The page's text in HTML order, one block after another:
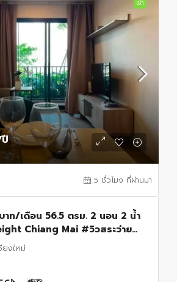
เช่า
5 ชั่วโมง ที่ผ่านมา
าท/เดือน 56.5 ตรม. 2 นอน 2 น้ำ
Chiang Mai #วิวสระว่ายน้ำ
เครื่องใช้ไฟฟ้าครบ พร้อมเข้าอยู่
ยงใหม่